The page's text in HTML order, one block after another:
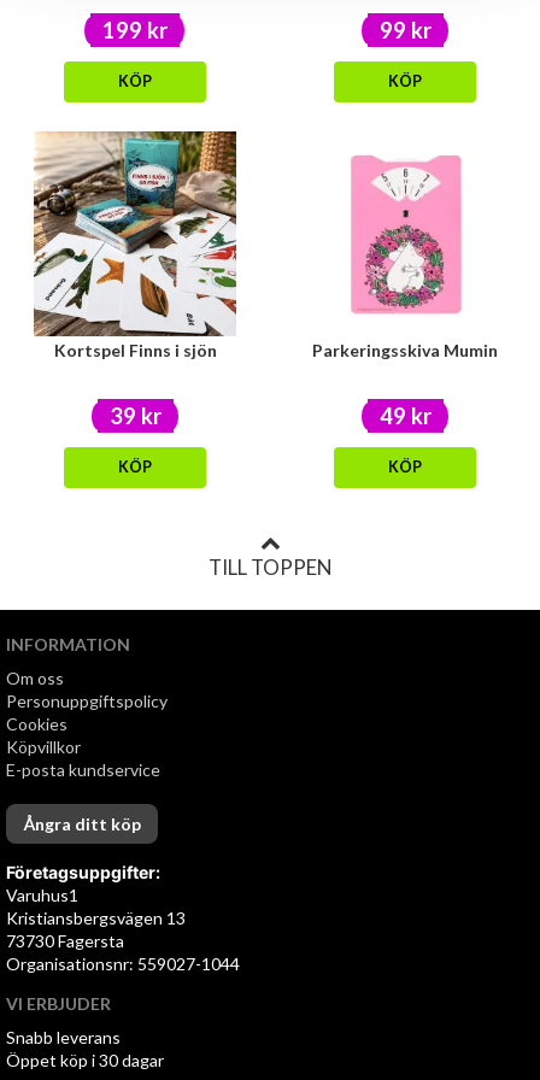
199 kr
KÖP
99 kr
KÖP
Kortspel Finns i sjön
39 kr
KÖP
Parkeringsskiva Mumin
49 kr
KÖP
TILL TOPPEN
INFORMATION
Om oss
Personuppgiftspolicy
Cookies
Köpvillkor
E-posta kundservice
Ångra ditt köp
Företagsuppgifter:
Varuhus1
Kristiansbergsvägen 13
73730 Fagersta
Organisationsnr: 559027-1044
VI ERBJUDER
Snabb leverans
Öppet köp i 30 dagar